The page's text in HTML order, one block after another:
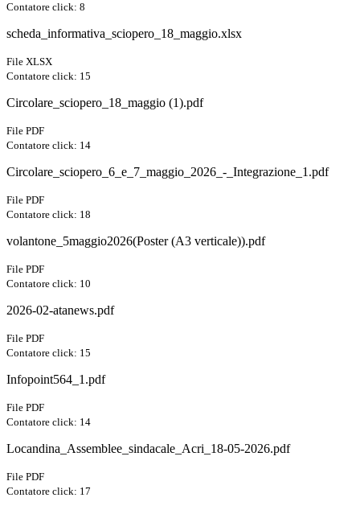
Contatore click: 8
scheda_informativa_sciopero_18_maggio.xlsx
File XLSX
Contatore click: 15
Circolare_sciopero_18_maggio (1).pdf
File PDF
Contatore click: 14
Circolare_sciopero_6_e_7_maggio_2026_-_Integrazione_1.pdf
File PDF
Contatore click: 18
volantone_5maggio2026(Poster (A3 verticale)).pdf
File PDF
Contatore click: 10
2026-02-atanews.pdf
File PDF
Contatore click: 15
Infopoint564_1.pdf
File PDF
Contatore click: 14
Locandina_Assemblee_sindacale_Acri_18-05-2026.pdf
File PDF
Contatore click: 17